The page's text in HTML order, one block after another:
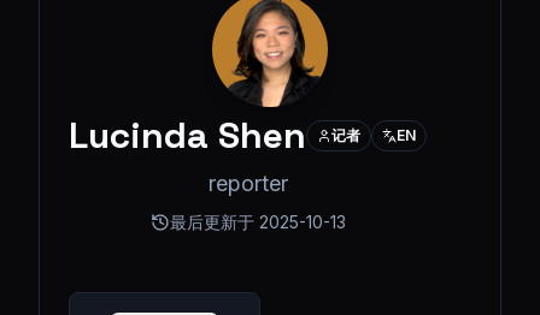
Lucinda Shen 记者 EN
reporter
最后更新于 2025-10-13